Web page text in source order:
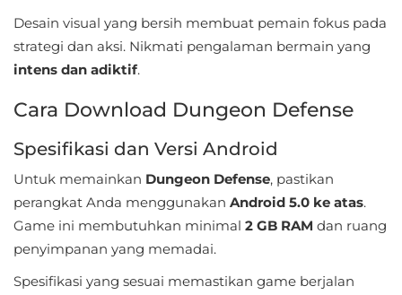
House
&
Home
Libraries
&
Demo
LifeStyle
Maps
&
Desain visual yang bersih membuat pemain fokus pada
strategi dan aksi. Nikmati pengalaman bermain yang
intens dan adiktif.
Cara Download Dungeon Defense
Spesifikasi dan Versi Android
Untuk memainkan Dungeon Defense, pastikan
perangkat Anda menggunakan Android 5.0 ke atas.
Game ini membutuhkan minimal 2 GB RAM dan ruang
penyimpanan yang memadai.
Spesifikasi yang sesuai memastikan game berjalan